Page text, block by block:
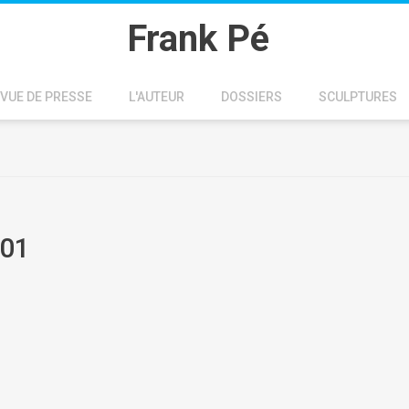
Frank Pé
DE PRESSE L'AUTEUR DOSSIERS SCULPTURES